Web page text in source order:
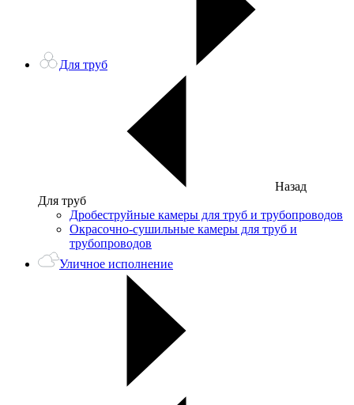
Для труб
Назад
Для труб
Дробеструйные камеры для труб и трубопроводов
Окрасочно-сушильные камеры для труб и
трубопроводов
Уличное исполнение